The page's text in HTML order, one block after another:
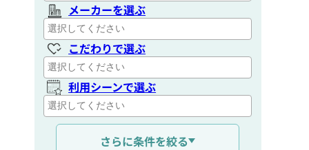
メーカーを選ぶ
こだわりで選ぶ
利用シーンで選ぶ
通信距離を選ぶ
さらに条件を絞る